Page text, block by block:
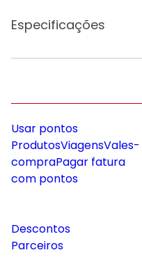
Especificações
Usar pontos
ProdutosViagensVales-
compraPagar fatura
com pontos
Descontos
Parceiros